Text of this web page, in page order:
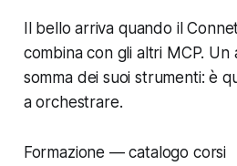
Il bello arriva quando il
combina con gli altri MCP. Un
somma dei suoi strumenti: è
aorchestrare.
Formazione — catalogo corsi